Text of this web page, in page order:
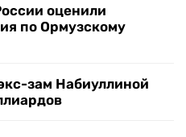
оценили
по Ормузскому
зам Набиуллиной